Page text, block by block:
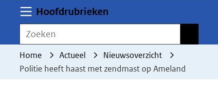
worden
toegestaan
geweigerd.
Hoofdrubrieken
Zoeken
Home Actueel
Nieuwsoverzicht
Politie heeft haast met zendmast op Ameland